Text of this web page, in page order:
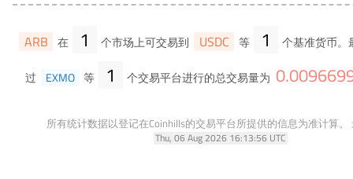
ARB 在 1 个市场上可交易到 USDC 等 1 个基准货币。
过 EXMO 等 1 个交易平台进行的总交易量为 0.
所有统计数据以登记在Coinhills的交易平台所提供的信息为准计算。
Thu, 06 Aug 2026 16:13:56 UTC